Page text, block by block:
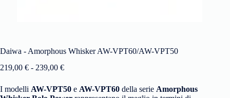
Daiwa - Amorphous Whisker AW-VPT60/AW-VPT50
219,00 € - 239,00 €
I modelli AW-VPT50 e AW-VPT60 della serie Amorphous